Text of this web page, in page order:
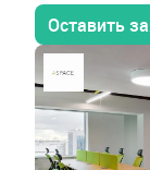
Оставить